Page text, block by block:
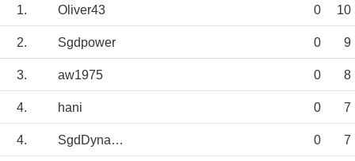
1. Oliver43 0 10
2. Sgdpower 0 9
3. aw1975 0 8
4. hani 0 7
4. SgdDynamo1953 0 7